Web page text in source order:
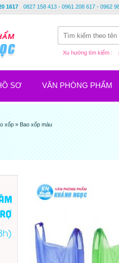
1617 0827 158 413 - 0961 208 617 - 0962
Xu hướng tìm kiếm :
SƠ VĂN PHÒNG PHẨM
xốp »Bao xốp màu